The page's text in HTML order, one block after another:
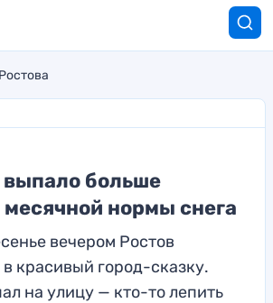
выпало больше
нормы снега
вечером Ростов
красивый город-сказку.
на улицу — кто-то лепить